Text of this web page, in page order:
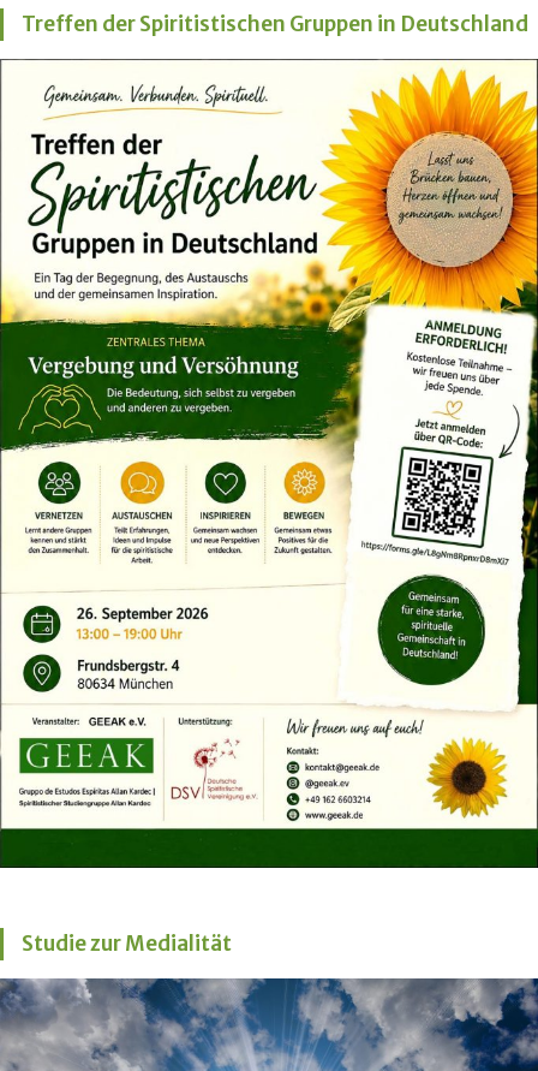
Treffen der Spiritistischen Gruppen in Deutschland
Studie zur Medialität